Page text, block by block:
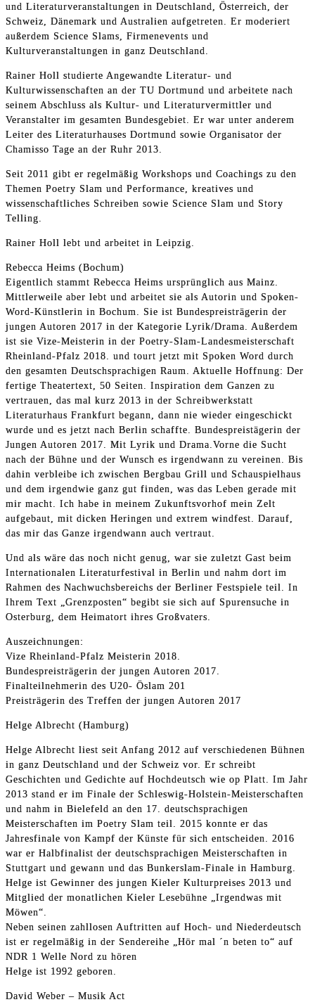
und Literaturveranstaltungen in Deutschland, Österreich, der
Schweiz, Dänemark und Australien aufgetreten. Er moderiert
außerdem Science Slams, Firmenevents und
Kulturveranstaltungen in ganz Deutschland.
Rainer Holl studierte Angewandte Literatur- und
Kulturwissenschaften an der TU Dortmund und arbeitete nach
seinem Abschluss als Kultur- und Literaturvermittler und
Veranstalter im gesamten Bundesgebiet. Er war unter anderem
Leiter des Literaturhauses Dortmund sowie Organisator der
Chamisso Tage an der Ruhr 2013.
Seit 2011 gibt er regelmäßig Workshops und Coachings zu den
Themen Poetry Slam und Performance, kreatives und
wissenschaftliches Schreiben sowie Science Slam und Story
Telling.
Rainer Holl lebt und arbeitet in Leipzig.
Rebecca Heims (Bochum)
Eigentlich stammt Rebecca Heims ursprünglich aus Mainz.
Mittlerweile aber lebt und arbeitet sie als Autorin und Spoken-
Word-Künstlerin in Bochum. Sie ist Bundespreisträgerin der
jungen Autoren 2017 in der Kategorie Lyrik/Drama. Außerdem
ist sie Vize-Meisterin in der Poetry-Slam-Landesmeisterschaft
Rheinland-Pfalz 2018. und tourt jetzt mit Spoken Word durch
den gesamten Deutschsprachigen Raum. Aktuelle Hoffnung: Der
fertige Theatertext, 50 Seiten. Inspiration dem Ganzen zu
vertrauen, das mal kurz 2013 in der Schreibwerkstatt
Literaturhaus Frankfurt begann, dann nie wieder eingeschickt
wurde und es jetzt nach Berlin schaffte. Bundespreistägerin der
Jungen Autoren 2017. Mit Lyrik und Drama.Vorne die Sucht
nach der Bühne und der Wunsch es irgendwann zu vereinen. Bis
dahin verbleibe ich zwischen Bergbau Grill und Schauspielhaus
und dem irgendwie ganz gut finden, was das Leben gerade mit
mir macht. Ich habe in meinem Zukunftsvorhof mein Zelt
aufgebaut, mit dicken Heringen und extrem windfest. Darauf,
das mir das Ganze irgendwann auch vertraut.
Und als wäre das noch nicht genug, war sie zuletzt Gast beim
Internationalen Literaturfestival in Berlin und nahm dort im
Rahmen des Nachwuchsbereichs der Berliner Festspiele teil. In
Ihrem Text „Grenzposten“ begibt sie sich auf Spurensuche in
Osterburg, dem Heimatort ihres Großvaters.
Auszeichnungen:
Vize Rheinland-Pfalz Meisterin 2018.
Bundespreisträgerin der jungen Autoren 2017.
Finalteilnehmerin des U20- Öslam 201
Preisträgerin des Treffen der jungen Autoren 2017
Helge Albrecht (Hamburg)
Helge Albrecht liest seit Anfang 2012 auf verschiedenen Bühnen
in ganz Deutschland und der Schweiz vor. Er schreibt
Geschichten und Gedichte auf Hochdeutsch wie op Platt. Im Jahr
2013 stand er im Finale der Schleswig-Holstein-Meisterschaften
und nahm in Bielefeld an den 17. deutschsprachigen
Meisterschaften im Poetry Slam teil. 2015 konnte er das
Jahresfinale von Kampf der Künste für sich entscheiden. 2016
war er Halbfinalist der deutschsprachigen Meisterschaften in
Stuttgart und gewann und das Bunkerslam-Finale in Hamburg.
Helge ist Gewinner des jungen Kieler Kulturpreises 2013 und
Mitglied der monatlichen Kieler Lesebühne „Irgendwas mit
Möwen“.
Neben seinen zahllosen Auftritten auf Hoch- und Niederdeutsch
ist er regelmäßig in der Sendereihe „Hör mal ´n beten to“ auf
NDR 1 Welle Nord zu hören
Helge ist 1992 geboren.
David Weber – Musik Act